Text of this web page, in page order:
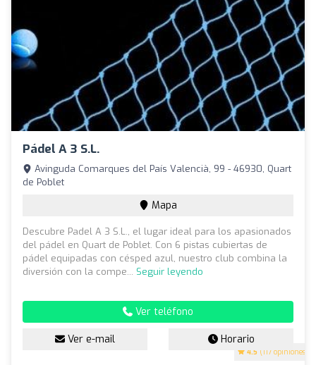
Pádel A 3 S.L.
4.5 (117 opiniones)
Avinguda Comarques del País Valencià, 99 - 46930, Quart
de Poblet
Mapa
Descubre Padel A 3 S.L., el lugar ideal para los apasionados
del pádel en Quart de Poblet. Con 6 pistas cubiertas de
pádel equipadas con césped azul, nuestro club combina la
diversión con la compe... Seguir leyendo
Ver teléfono
Ver e-mail Horario